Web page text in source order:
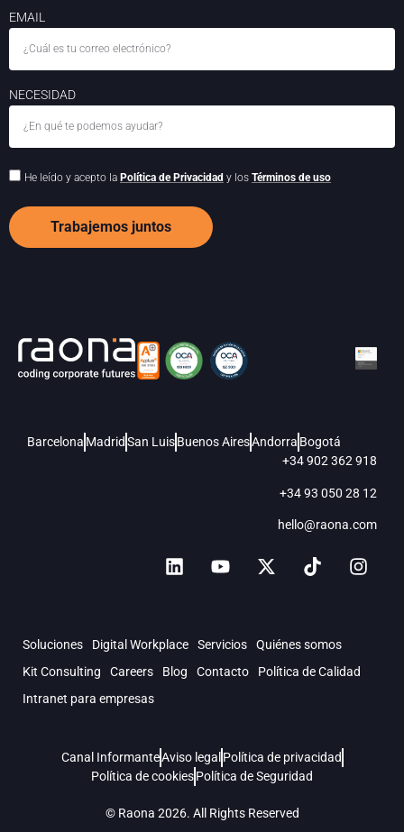
EMAIL
NECESIDAD
He leído y acepto la Política de Privacidad y los Términos de uso
Trabajemos juntos
Barcelona MadridSan LuisBuenos AiresAndorra Bogotá
+34 902 362 918
+34 93 050 28 12
hello@raona.com
Soluciones Digital Workplace Servicios
Quiénes somos
Kit Consulting
Careers Blog Contacto
Política de Calidad
Intranet para empresas
© Raona 2026. All Rights Reserved
Canal InformanteAviso legal Política de privacidad
Política de cookiesPolítica de Seguridad